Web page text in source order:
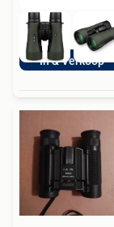
In & Verkoop